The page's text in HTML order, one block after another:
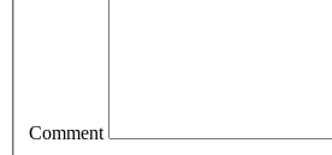
Comment